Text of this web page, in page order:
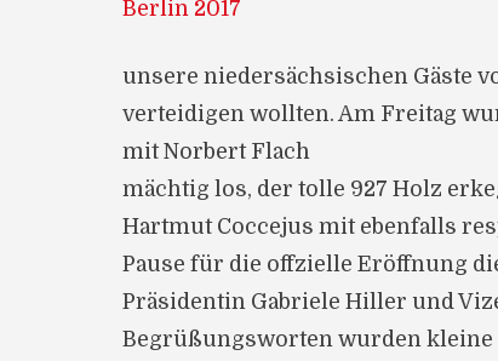
unsere niedersächsischen Gäste
verteidigen wollten. Am Freitag
mit Norbert Flach
mächtig los, der tolle 927 Holz
Hartmut Coccejus mit ebenfalls
Pause für die offzielle Eröffnung
Präsidentin Gabriele Hiller und
Begrüßungsworten wurden kleine